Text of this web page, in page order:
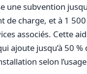
une subvention
de charge, et à 1
associés. Cette
ajoute jusqu’à 50 %
selon